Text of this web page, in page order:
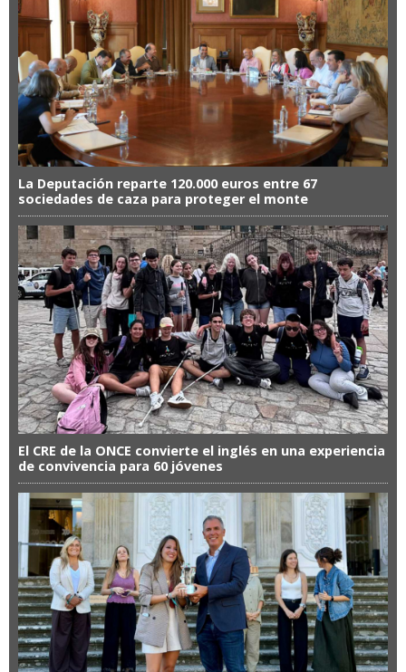
La Deputación reparte 120.000 euros entre 67
sociedades de caza para proteger el monte
El CRE de la ONCE convierte el inglés en una experiencia
de convivencia para 60 jóvenes